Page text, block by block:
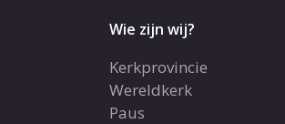
Wie zijn wij?
Kerkprovincie
Wereldkerk
Paus